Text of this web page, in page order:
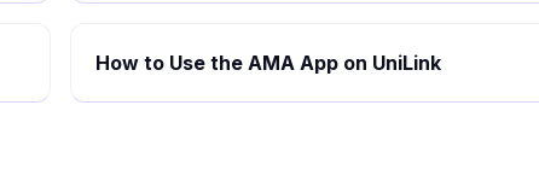
How to Use the AMA App on UniLink